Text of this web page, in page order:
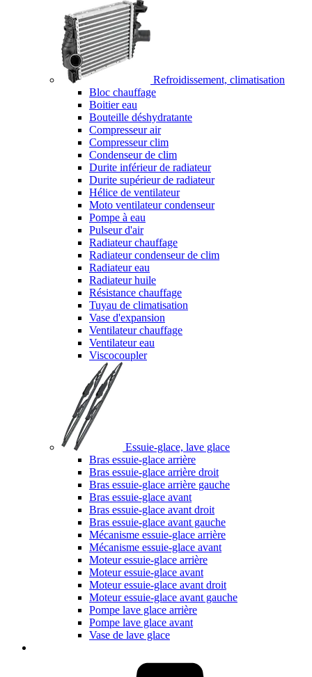
Refroidissement, climatisation
Bloc chauffage
Boitier eau
Bouteille déshydratante
Compresseur air
Compresseur clim
Condenseur de clim
Durite inférieur de radiateur
Durite supérieur de radiateur
Hélice de ventilateur
Moto ventilateur condenseur
Pompe à eau
Pulseur d'air
Radiateur chauffage
Radiateur condenseur de clim
Radiateur eau
Radiateur huile
Résistance chauffage
Tuyau de climatisation
Vase d'expansion
Ventilateur chauffage
Ventilateur eau
Viscocoupler
Essuie-glace, lave glace
Bras essuie-glace arrière
Bras essuie-glace arrière droit
Bras essuie-glace arrière gauche
Bras essuie-glace avant
Bras essuie-glace avant droit
Bras essuie-glace avant gauche
Mécanisme essuie-glace arrière
Mécanisme essuie-glace avant
Moteur essuie-glace arrière
Moteur essuie-glace avant
Moteur essuie-glace avant droit
Moteur essuie-glace avant gauche
Pompe lave glace arrière
Pompe lave glace avant
Vase de lave glace